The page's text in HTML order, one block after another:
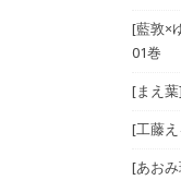
[藍敦×
01巻
[まえ葉
[工藤
[あお